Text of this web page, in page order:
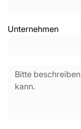
Unternehmen